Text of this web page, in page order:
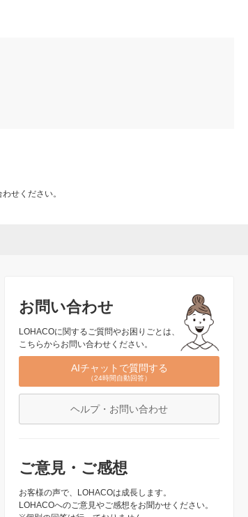
せください。
お問い合わせ
LOHACOに関するご質問やお困りごとは、
こちらからお問い合わせください。
AIチャットで質問する
（24時間自動回答）
ヘルプ・お問い合わせ
ご意見・ご感想
お客様の声で、LOHACOは成長します。
LOHACOへのご意見やご感想をお聞かせください。